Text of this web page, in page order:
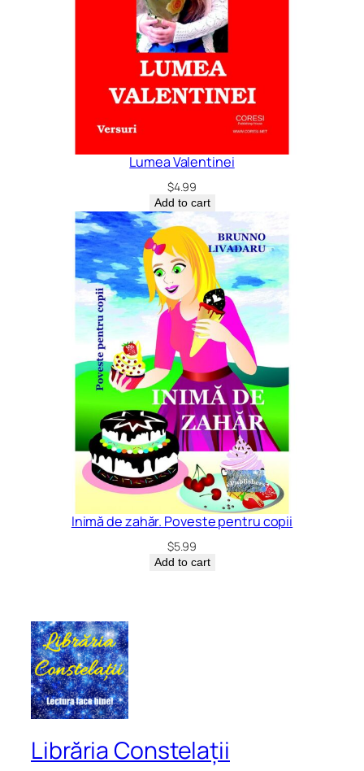
Lumea Valentinei
$4.99
Add to cart
Inimă de zahăr. Poveste pentru copii
$5.99
Add to cart
Librăria Constelații